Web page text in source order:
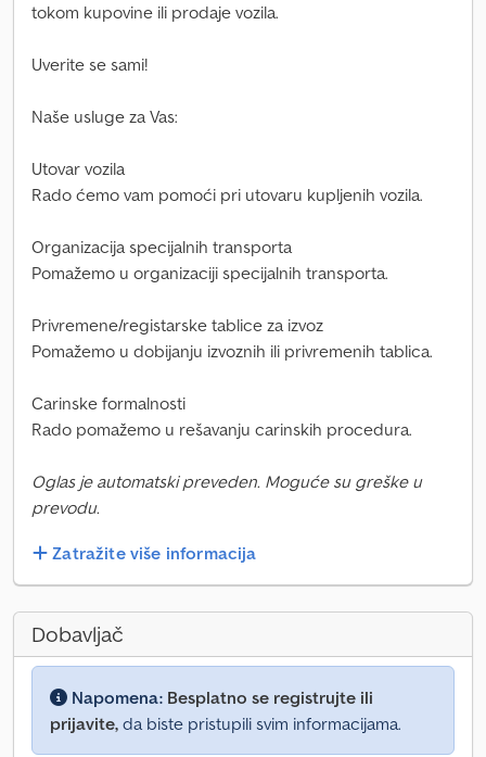
tokom kupovine ili prodaje vozila.
Uverite se sami!
Naše usluge za Vas:
Utovar vozila
Rado ćemo vam pomoći pri utovaru kupljenih vozila.
Organizacija specijalnih transporta
Pomažemo u organizaciji specijalnih transporta.
Privremene/registarske tablice za izvoz
Pomažemo u dobijanju izvoznih ili privremenih tablica.
Carinske formalnosti
Rado pomažemo u rešavanju carinskih procedura.
Oglas je automatski preveden. Moguće su greške u
prevodu.
Zatražite više informacija
Dobavljač
Napomena: Besplatno se registrujte ili
prijavite, da biste pristupili svim informacijama.